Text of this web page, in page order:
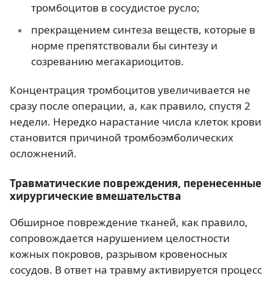
тромбоцитов в сосудистое русло;
прекращением синтеза веществ, которые в
норме препятствовали бы синтезу и
созреванию мегакариоцитов.
Концентрация тромбоцитов увеличивается не
сразу после операции, а, как правило, спустя 2
недели. Нередко нарастание числа клеток крови
становится причиной тромбоэмболических
осложнений.
Травматические повреждения, перенесенные
хирургические вмешательства
Обширное повреждение тканей, как правило,
сопровождается нарушением целостности
кожных покровов, разрывом кровеносных
сосудов. В ответ на травму активируется процесс